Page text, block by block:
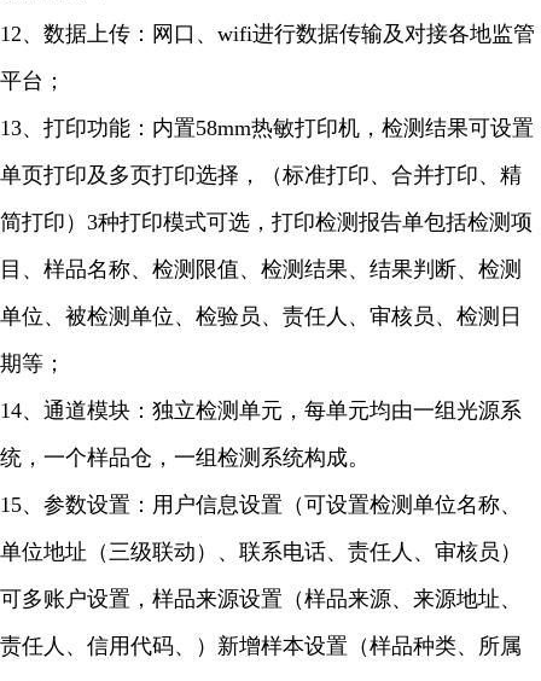
12、数据上传：网口、wifi进行数据传输及对接各地监管
平台；
13、打印功能：内置58mm热敏打印机，检测结果可设置
单页打印及多页打印选择，（标准打印、合并打印、精
简打印）3种打印模式可选，打印检测报告单包括检测项
目、样品名称、检测限值、检测结果、结果判断、检测
单位、被检测单位、检验员、责任人、审核员、检测日
期等；
14、通道模块：独立检测单元，每单元均由一组光源系
统，一个样品仓，一组检测系统构成。
15、参数设置：用户信息设置（可设置检测单位名称、
单位地址（三级联动）、联系电话、责任人、审核员）
可多账户设置，样品来源设置（样品来源、来源地址、
责任人、信用代码、）新增样本设置（样品种类、所属